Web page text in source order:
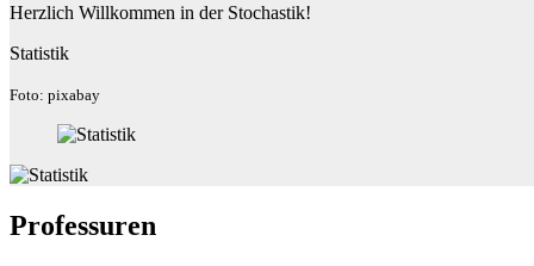
Herzlich Willkommen in der Stochastik!
Statistik
Foto: pixabay
Professuren